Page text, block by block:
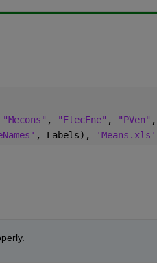
"Mecons" , "ElecEne" , "PVen" ,
, Labels), 'Means.xls'